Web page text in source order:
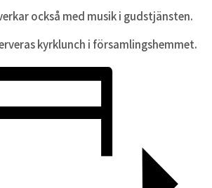
också med musik i gudstjänsten.
kyrklunch i församlingshemmet.